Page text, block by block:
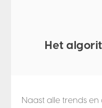
Het
Naast alle trends